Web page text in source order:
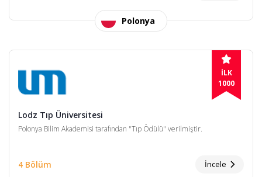
Polonya
İLK
1000
Lodz Tıp Üniversitesi
Polonya Bilim Akademisi tarafından "Tıp Ödülü" verilmiştir.
4 Bölüm İncele